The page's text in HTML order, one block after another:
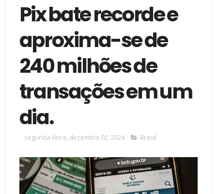
Pix bate recorde e
aproxima-se de
240 milhões de
transações em um
dia.
segunda-feira, dezembro 02, 2024 Brasil